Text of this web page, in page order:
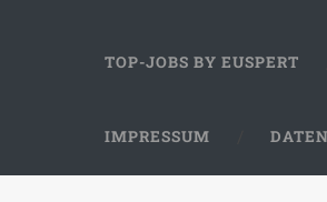
TOP-JOBS BY EUSPERT
IMPRESSUM